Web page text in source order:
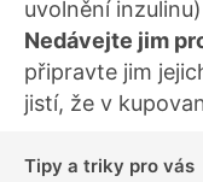
uvolnění
Nedávejte jim
připravte jim
jistí, že v
Tipy a triky pro vás